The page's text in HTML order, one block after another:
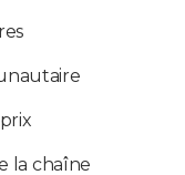
la chaîne